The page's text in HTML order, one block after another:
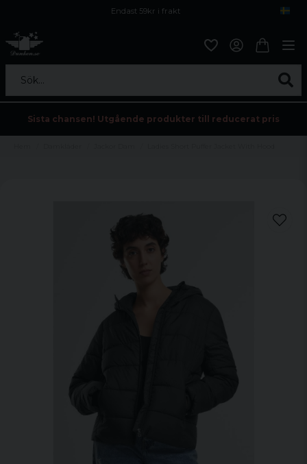
Endast 59kr i frakt
Sök...
Sista chansen! Utgående produkter till reducerat pris